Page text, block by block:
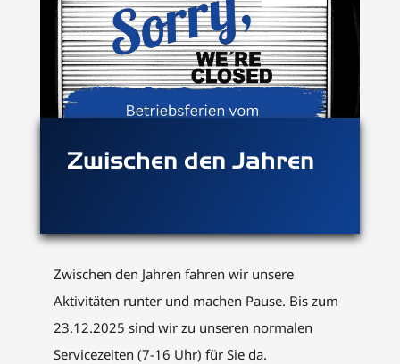
Zwischen den Jahren
Zwischen den Jahren fahren wir unsere
Aktivitäten runter und machen Pause. Bis zum
23.12.2025 sind wir zu unseren normalen
Servicezeiten (7-16 Uhr) für Sie da.